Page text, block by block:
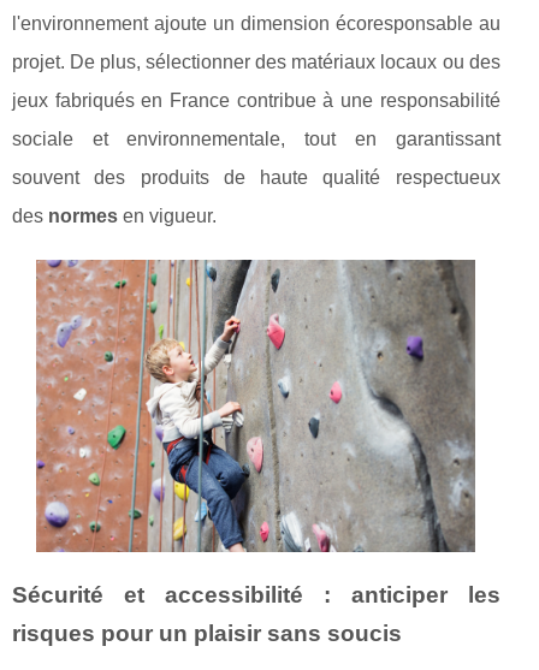
l'environnement ajoute un dimension écoresponsable au
projet. De plus, sélectionner des matériaux locaux ou des
jeux fabriqués en France contribue à une responsabilité
sociale et environnementale, tout en garantissant
souvent des produits de haute qualité respectueux
des normes en vigueur.
Sécurité et accessibilité : anticiper les
risques pour un plaisir sans soucis